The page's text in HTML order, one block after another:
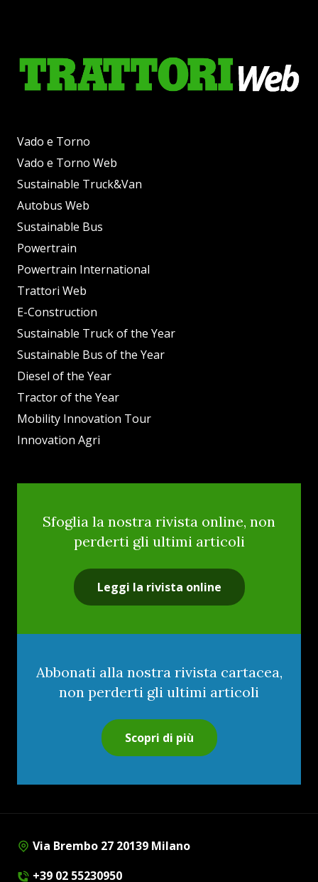
Vado e Torno
Vado e Torno Web
Sustainable Truck&Van
Autobus Web
Sustainable Bus
Powertrain
Powertrain International
Trattori Web
E-Construction
Sustainable Truck of the Year
Sustainable Bus of the Year
Diesel of the Year
Tractor of the Year
Mobility Innovation Tour
Innovation Agri
Sfoglia la nostra rivista online, non
perderti gli ultimi articoli
Leggi la rivista online
Abbonati alla nostra rivista cartacea,
non perderti gli ultimi articoli
Scopri di più
Via Brembo 27 20139 Milano
+39 02 55230950